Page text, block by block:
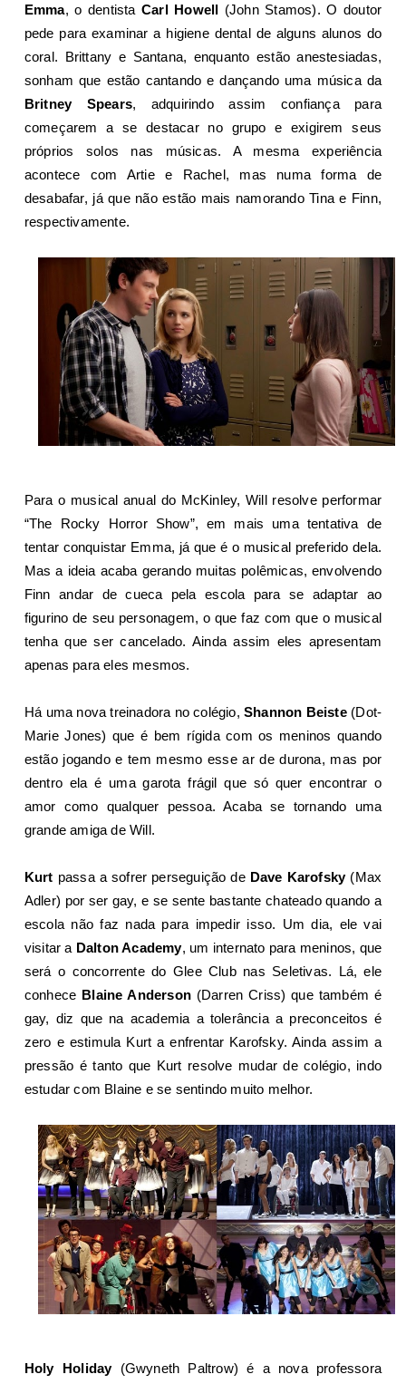
Emma, o dentista Carl Howell (John Stamos). O doutor
pede para examinar a higiene dental de alguns alunos do
coral. Brittany e Santana, enquanto estão anestesiadas,
sonham que estão cantando e dançando uma música da
Britney Spears, adquirindo assim confiança para
começarem a se destacar no grupo e exigirem seus
próprios solos nas músicas. A mesma experiência
acontece com Artie e Rachel, mas numa forma de
desabafar, já que não estão mais namorando Tina e Finn,
respectivamente.
Para o musical anual do McKinley, Will resolve performar
“The Rocky Horror Show”, em mais uma tentativa de
tentar conquistar Emma, já que é o musical preferido dela.
Mas a ideia acaba gerando muitas polêmicas, envolvendo
Finn andar de cueca pela escola para se adaptar ao
figurino de seu personagem, o que faz com que o musical
tenha que ser cancelado. Ainda assim eles apresentam
apenas para eles mesmos.
Há uma nova treinadora no colégio,Shannon Beiste(Dot-
Marie Jones) que é bem rígida com os meninos quando
estão jogando e tem mesmo esse ar de durona, mas por
dentro ela é uma garota frágil que só quer encontrar o
amor como qualquer pessoa. Acaba se tornando uma
grande amiga de Will.
Kurt passa a sofrer perseguição de Dave Karofsky(Max
Adler) por ser gay, e se sente bastante chateado quando a
escola não faz nada para impedir isso. Um dia, ele vai
visitar a Dalton Academy, um internato para meninos, que
será o concorrente do Glee Club nas Seletivas. Lá, ele
conhece Blaine Anderson(Darren Criss) que também é
gay, diz que na academia a tolerância a preconceitos é
zero e estimula Kurt a enfrentar Karofsky. Ainda assim a
pressão é tanto que Kurt resolve mudar de colégio, indo
estudar com Blaine e se sentindo muito melhor.
Holy Holiday(Gwyneth Paltrow) é a nova professora